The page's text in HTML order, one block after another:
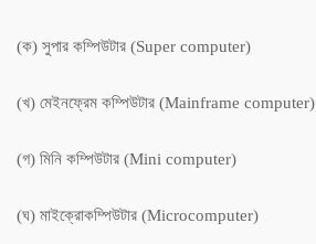
(ক) সুপার কম্পিউটার (Super computer)
(খ) মেইনফ্রেম কম্পিউটার (Mainframe computer)
(গ) মিনি কম্পিউটার (Mini computer)
(ঘ) মাইক্রোকম্পিউটার (Microcomputer)